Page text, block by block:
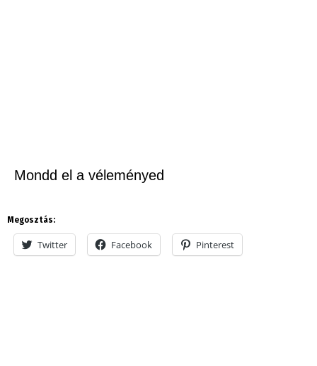
Mondd el a véleményed
Megosztás:
Twitter Facebook Pinterest